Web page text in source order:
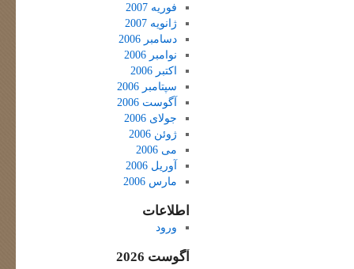
فوریه 2007
ژانویه 2007
دسامبر 2006
نوامبر 2006
اکتبر 2006
سپتامبر 2006
آگوست 2006
جولای 2006
ژوئن 2006
می 2006
آوریل 2006
مارس 2006
اطلاعات
ورود
آگوست 2026